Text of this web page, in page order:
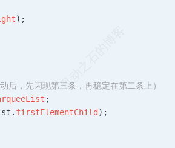
);
，先闪现第三条，再稳定在第二条上）
;
. firstElementChild );